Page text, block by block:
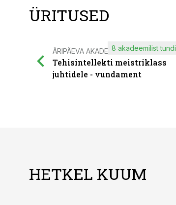
ÜRITUSED
ÄRIPÄEVA AKADEEMIA
Tehisintellekti meistriklass
juhtidele - vundament
8 akadeemilist tundi
HETKEL KUUM